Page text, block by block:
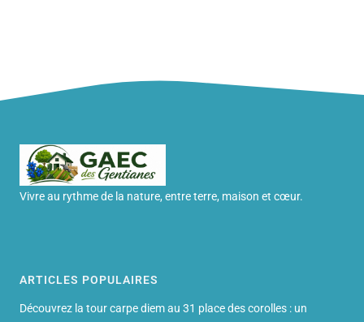
Vivre au rythme de la nature, entre terre, maison et cœur.
ARTICLES POPULAIRES
Découvrez la tour carpe diem au 31 place des corolles : un